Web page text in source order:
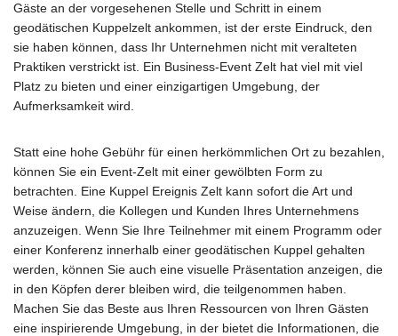
Gäste an der vorgesehenen Stelle und Schritt in einem
geodätischen Kuppelzelt ankommen, ist der erste Eindruck, den
sie haben können, dass Ihr Unternehmen nicht mit veralteten
Praktiken verstrickt ist. Ein Business-Event Zelt hat viel mit viel
Platz zu bieten und einer einzigartigen Umgebung, der
Aufmerksamkeit wird.
Statt eine hohe Gebühr für einen herkömmlichen Ort zu bezahlen,
können Sie ein Event-Zelt mit einer gewölbten Form zu
betrachten. Eine Kuppel Ereignis Zelt kann sofort die Art und
Weise ändern, die Kollegen und Kunden Ihres Unternehmens
anzuzeigen. Wenn Sie Ihre Teilnehmer mit einem Programm oder
einer Konferenz innerhalb einer geodätischen Kuppel gehalten
werden, können Sie auch eine visuelle Präsentation anzeigen, die
in den Köpfen derer bleiben wird, die teilgenommen haben.
Machen Sie das Beste aus Ihren Ressourcen von Ihren Gästen
eine inspirierende Umgebung, in der bietet die Informationen, die